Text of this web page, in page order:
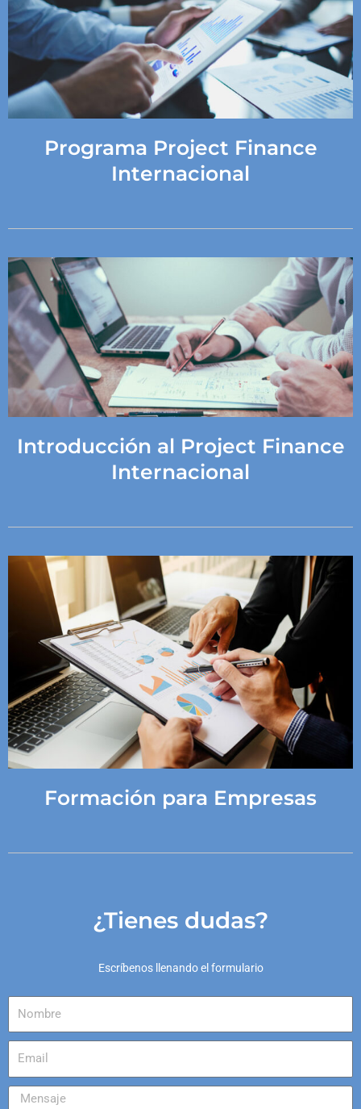
Programa Project Finance
Internacional
Introducción al Project Finance
Internacional
Formación para Empresas
¿Tienes dudas?
Escríbenos llenando el formulario